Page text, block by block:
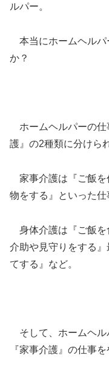
ルパー。
本当にホームヘルパ
か？
ホームヘルパーの仕
護』の2種類に分けら
家事介護は『ご飯を
物をする』といった仕
身体介護は『ご飯を
介助や見守りをする
てする』など。
そして、ホームヘル
『家事介護』の仕事